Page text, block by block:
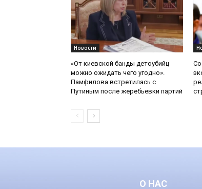
Новости
«От киевской банды детоубийц
можно ожидать чего угодно».
Памфилова встретилась с
Путиным после жеребьевки партий
О НАС